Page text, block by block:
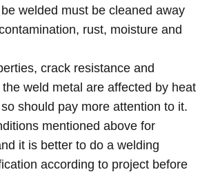
welded must be cleaned away
rust, moisture and
crack resistance and
weld metal are affected by heat
should pay more attention to it.
mentioned above for
it is better to do a welding
according to project before